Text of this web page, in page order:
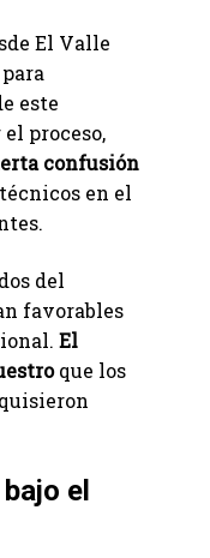
El Valle
este
proceso,
confusión
en el
del
favorables
El
que los
el